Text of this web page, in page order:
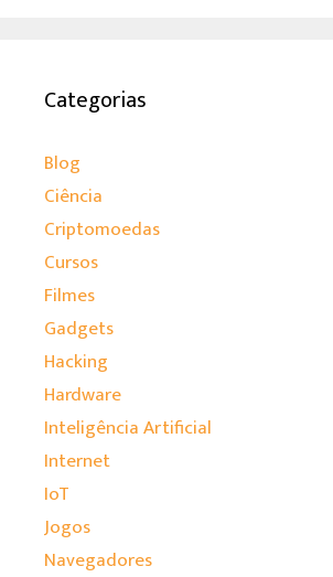
Categorias
Blog
Ciência
Criptomoedas
Cursos
Filmes
Gadgets
Hacking
Hardware
Inteligência Artificial
Internet
IoT
Jogos
Navegadores